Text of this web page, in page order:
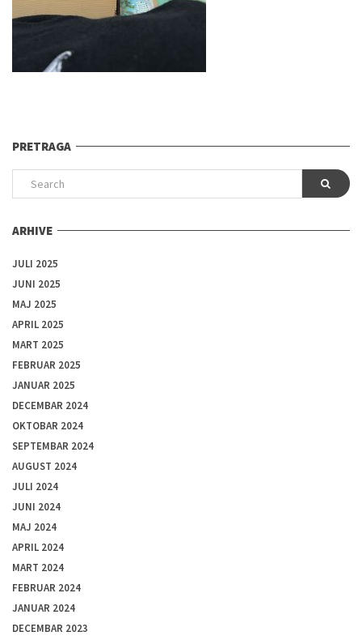
PRETRAGA
ARHIVE
JULI 2025
JUNI 2025
MAJ 2025
APRIL 2025
MART 2025
FEBRUAR 2025
JANUAR 2025
DECEMBAR 2024
OKTOBAR 2024
SEPTEMBAR 2024
AUGUST 2024
JULI 2024
JUNI 2024
MAJ 2024
APRIL 2024
MART 2024
FEBRUAR 2024
JANUAR 2024
DECEMBAR 2023